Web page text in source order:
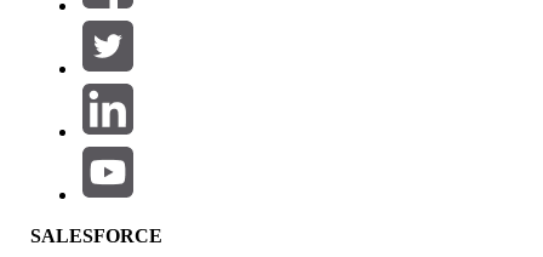
SELECCIONAR FILTROS
Área de productos
Repercusión de función
SALESFORCE